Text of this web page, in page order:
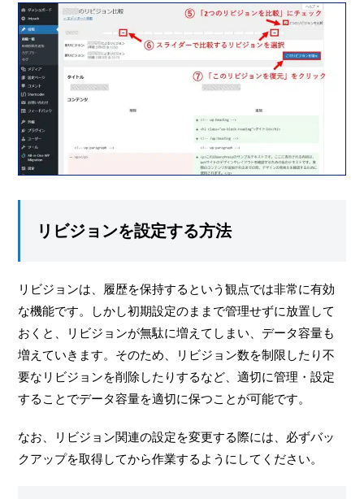
リビジョンを設定する方法
リビジョンは、履歴を保持するという観点では非常に有効
な機能です。しかし初期設定のままで管理せずに放置して
おくと、リビジョンが無駄に増えてしまい、データ容量も
増えていきます。そのため、リビジョン数を制限したり不
要なリビジョンを削除したりするなど、適切に管理・設定
することでデータ容量を適切に保つことが可能です。
なお、リビジョン関連の設定を変更する際には、必ずバッ
クアップを取得してから作業するようにしてください。